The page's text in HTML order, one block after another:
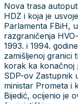
Nova trasa
HDZ i koja je
Parlamenta FBiH,
razgraničenja
1993. i 1994.
zamišljenoj granici
korak ka konačnoj
SDP-ov Zastupnik
ministar Prometa i
Bijedić, ocijenio je